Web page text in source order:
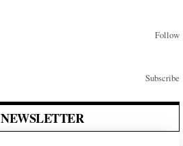
Follow
Subscribe
NEWSLETTER